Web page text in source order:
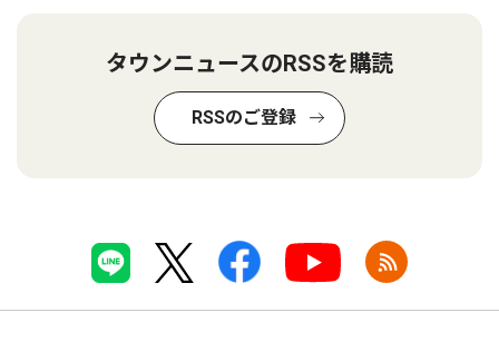
タウンニュースのRSSを購読
RSSのご登録